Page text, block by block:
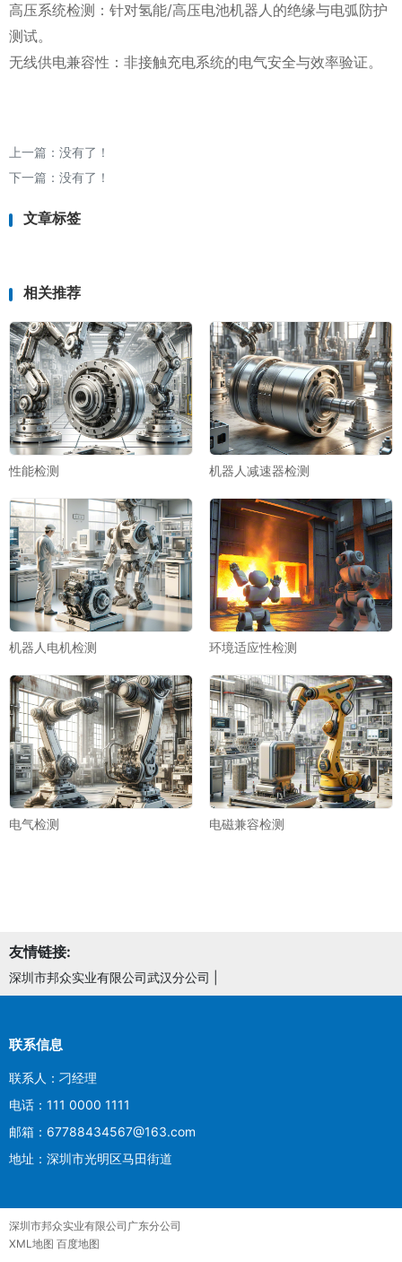
高压系统检测：针对氢能/高压电池机器人的绝缘与电弧防护
测试。
无线供电兼容性：非接触充电系统的电气安全与效率验证。
上一篇：没有了！
下一篇：没有了！
文章标签
相关推荐
性能检测 机器人减速器检测
机器人电机检测 环境适应性检测
电气检测 电磁兼容检测
友情链接:
深圳市邦众实业有限公司武汉分公司
联系信息
联系人：刁经理
电话：111 0000 1111
邮箱：67788434567@163.com
地址：深圳市光明区马田街道
深圳市邦众实业有限公司广东分公司
XML地图 百度地图